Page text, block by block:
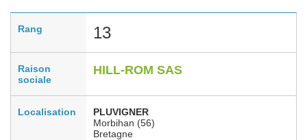
Rang 13
Raison
sociale
HILL-ROM SAS
Localisation
PLUVIGNER
Morbihan (56)
Bretagne